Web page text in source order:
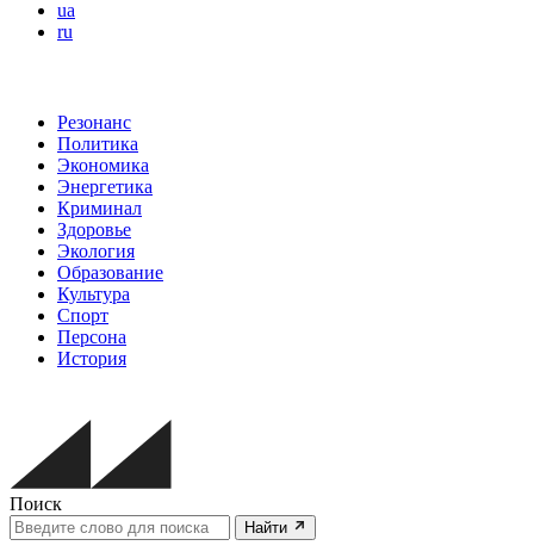
ua
ru
Резонанс
Политика
Экономика
Энергетика
Криминал
Здоровье
Экология
Образование
Культура
Спорт
Персона
История
Поиск
Найти